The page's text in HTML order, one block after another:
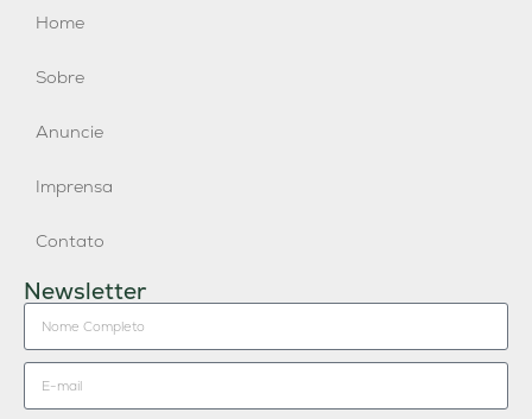
Home
Sobre
Anuncie
Imprensa
Contato
Newsletter